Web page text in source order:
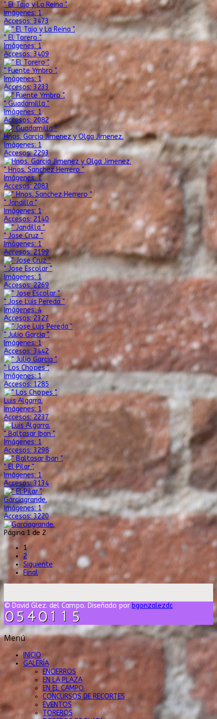
" El Tajo y La Reina ".
Imágenes: 1
Accesos: 3473
" El Torero ".
Imágenes: 1
Accesos: 3409
" Fuente Ymbro ".
Imágenes: 1
Accesos: 3233
" Guadamilla "
Imágenes: 1
Accesos: 2082
Hnos. Garcia Jimenez y Olga Jimenez.
Imágenes: 1
Accesos: 2293
" Hnos. Sanchez Herrero "
Imágenes: 1
Accesos: 2083
" Jandilla "
Imágenes: 1
Accesos: 2140
" Jose Cruz "
Imágenes: 1
Accesos: 2199
" Jose Escolar "
Imágenes: 1
Accesos: 2269
" Jose Luis Pereda "
Imágenes: 4
Accesos: 2327
" Julio Garcia ".
Imágenes: 1
Accesos: 3442
" Los Chopes ".
Imágenes: 1
Accesos: 1285
Luis Algarra.
Imágenes: 1
Accesos: 2237
" Baltasar Iban ".
Imágenes: 1
Accesos: 3298
" El Pilar ".
Imágenes: 1
Accesos: 3134
Garciagrande.
Imágenes: 1
Accesos: 3220
Página 1 de 2
1
2
Siguiente
Final
© David Glez. del Campo. Diseñado por bgonzalezdc
Menú
INICIO
GALERÍA
ENCIERROS
EN LA PLAZA
EN EL CAMPO
CONCURSOS DE RECORTES
EVENTOS
TOREROS